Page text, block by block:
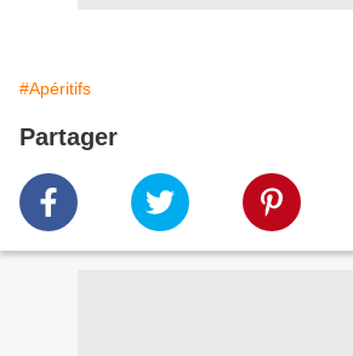
#Apéritifs
Partager